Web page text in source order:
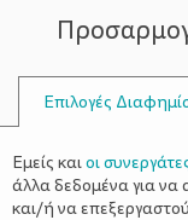
ΌΛΑ ΓΙΑ ΤΗ ΜΑΜΆ>
«Δυο»
πετύχεις
Επιλογές
Εμείς καιοι
άλλα δεδομένα για
και/ή να